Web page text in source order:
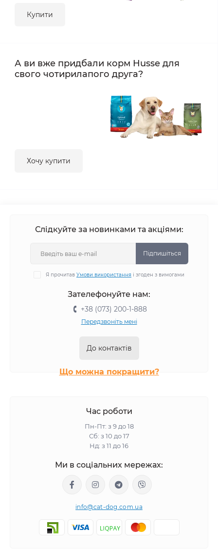
Купити
А ви вже придбали корм Husse для
свого чотирилапого друга?
Хочу купити
Слідкуйте за новинками та акціями:
Підпишіться
Я прочитав Умови використання і згоден з вимогами
Зателефонуйте нам:
+38 (073) 200-1-888
Передзвоніть мені
До контактів
Що можна покращити?
Час роботи
Пн-Пт: з 9 до 18
Сб: з 10 до 17
Нд: з 11 до 16
Ми в соціальних мережах:
info@cat-dog.com.ua